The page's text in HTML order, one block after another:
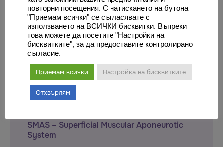
ПОСЛЕДНО ПРЕГЛЕЖДАНИ В
БЛОГА
SMAS – Superficial Muscular Aponeurotic
System
повторни посещения. С натискането на бутона
"Приемам всички" се съгласявате с
използването на ВСИЧКИ бисквитки. Въпреки
това можете да посетите "Настройки на
бисквитките", за да предоставите контролирано
съгласие.
Приемам всички Настройка на бисквитките
Отхвърлям